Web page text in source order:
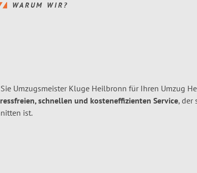
WARUM WIR?
Umzugsmeister Kluge Heilbronn für Ihren Umzug
schnellen und kosteneffizienten Service, der
ist.